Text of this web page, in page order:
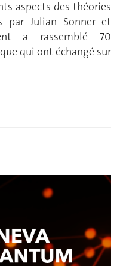
aspects des théories
par Julian Sonner et
a rassemblé 70
qui ont échangé sur